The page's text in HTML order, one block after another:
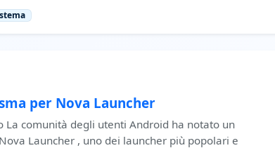
per Nova Launcher
La comunità degli utenti Android ha notato un
Launcher , uno dei launcher più popolari e